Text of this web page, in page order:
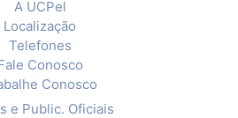
A UCPel
Localização
Telefones
Conosco
Conosco
e Public. Oficiais